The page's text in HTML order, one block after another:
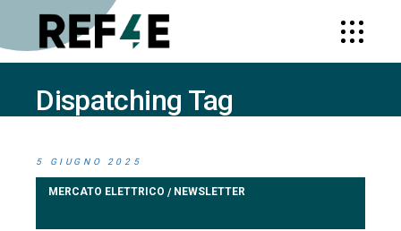
Dispatching Tag
5 GIUGNO 2025
MERCATO ELETTRICO / NEWSLETTER